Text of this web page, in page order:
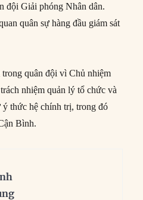
đội Giải phóng Nhân dân.
quân sự hàng đầu giám sát
quân đội vì Chủ nhiệm
nhiệm quản lý tổ chức và
ý thức hệ chính trị, trong đó
Bình.